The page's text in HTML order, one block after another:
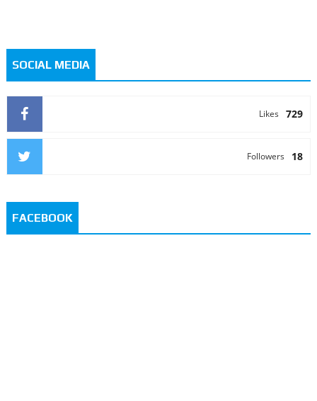
SOCIAL MEDIA
729
Likes
18
Followers
FACEBOOK